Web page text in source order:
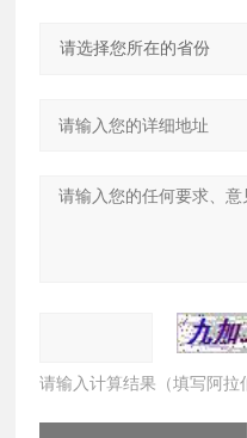
请输入计算结果（填写阿拉